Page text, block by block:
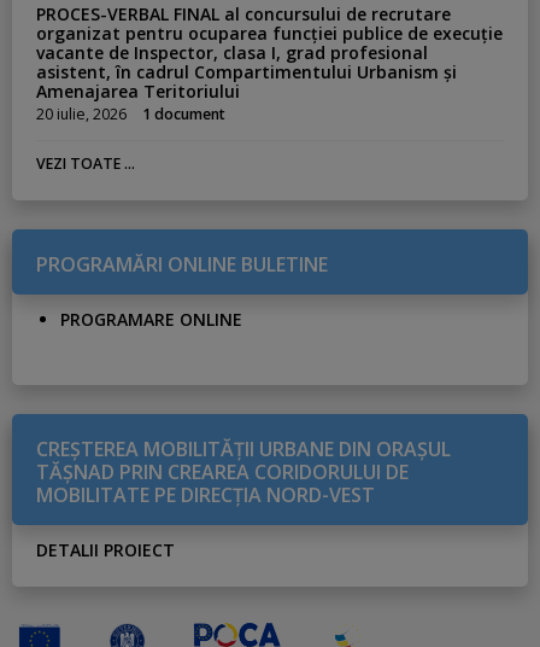
PROCES-VERBAL FINAL al concursului de recrutare
organizat pentru ocuparea funcției publice de execuție
vacante de Inspector, clasa I, grad profesional
asistent, în cadrul Compartimentului Urbanism și
Amenajarea Teritoriului
20 iulie, 2026 1 document
VEZI TOATE ...
PROGRAMĂRI ONLINE BULETINE
PROGRAMARE ONLINE
CREŞTEREA MOBILITĂŢII URBANE DIN ORAŞUL
TĂŞNAD PRIN CREAREA CORIDORULUI DE
MOBILITATE PE DIRECŢIA NORD-VEST
DETALII PROIECT